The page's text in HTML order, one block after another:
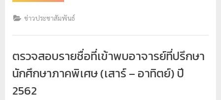
ย
ใ
ห
ข่าวประชาสัมพันธ์
ตรวจสอบรายชื่อที่เข้าพบอาจารย์ที่ปรึกษา
นักศึกษาภาคพิเศษ (เสาร์ – อาทิตย์) ปี
2562